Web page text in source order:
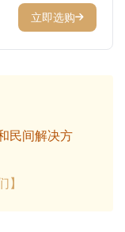
立即选购
民间解决方
】